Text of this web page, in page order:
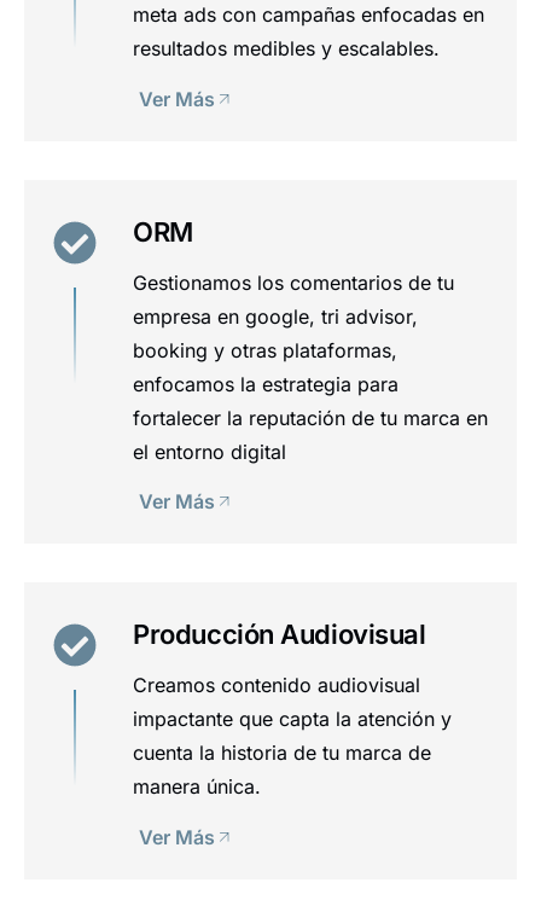
meta ads con campañas enfocadas en
resultados medibles y escalables.
Ver Más
ORM
Gestionamos los comentarios de tu
empresa en google, tri advisor,
booking y otras plataformas,
enfocamos la estrategia para
fortalecer la reputación de tu marca en
el entorno digital
Ver Más
Producción Audiovisual
Creamos contenido audiovisual
impactante que capta la atención y
cuenta la historia de tu marca de
manera única.
Ver Más